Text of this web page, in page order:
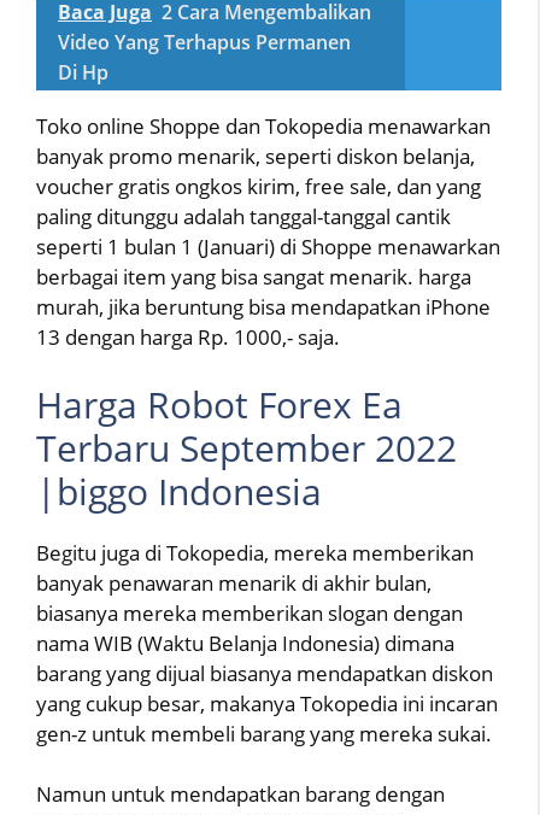
Baca Juga 2 Cara Mengembalikan
Video Yang Terhapus Permanen
Di Hp
Toko online Shoppe dan Tokopedia menawarkan
banyak promo menarik, seperti diskon belanja,
voucher gratis ongkos kirim, free sale, dan yang
paling ditunggu adalah tanggal-tanggal cantik
seperti 1 bulan 1 (Januari) di Shoppe menawarkan
berbagai item yang bisa sangat menarik. harga
murah, jika beruntung bisa mendapatkan iPhone
13 dengan harga Rp. 1000,- saja.
Harga Robot Forex Ea
Terbaru September 2022
|biggo Indonesia
Begitu juga di Tokopedia, mereka memberikan
banyak penawaran menarik di akhir bulan,
biasanya mereka memberikan slogan dengan
nama WIB (Waktu Belanja Indonesia) dimana
barang yang dijual biasanya mendapatkan diskon
yang cukup besar, makanya Tokopedia ini incaran
gen-z untuk membeli barang yang mereka sukai.
Namun untuk mendapatkan barang dengan